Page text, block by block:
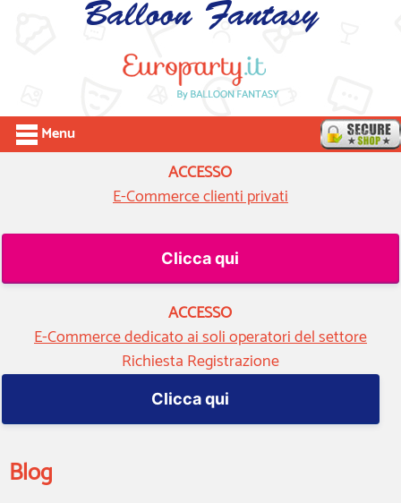
Balloon Fantasy
Menu
ACCESSO
E-Commerce clienti privati
Clicca qui
ACCESSO
E-Commerce dedicato ai soli operatori del settore
Richiesta Registrazione
Clicca qui
Blog